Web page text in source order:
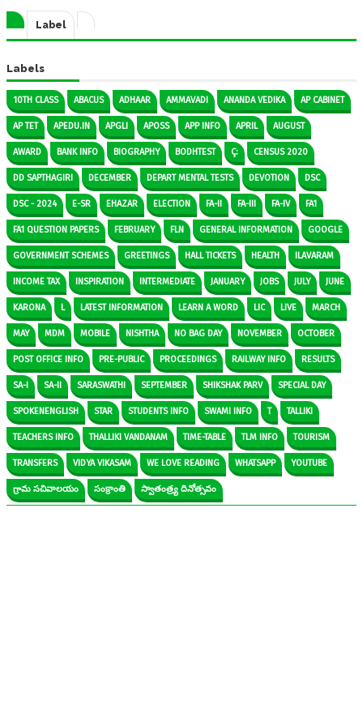
Label
Labels
10TH CLASS ABACUS ADHAAR AMMAVADI ANANDA VEDIKA AP CABINET
AP TET APEDU.IN APGLI APOSS APP INFO APRIL AUGUST
AWARD BANK INFO BIOGRAPHY BODHTEST Ç: CENSUS 2020
DD SAPTHAGIRI DECEMBER DEPART MENTAL TESTS DEVOTION DSC
DSC - 2024 E-SR EHAZAR ELECTION FA-II FA-III FA-IV FA1
FA1 QUESTION PAPERS FEBRUARY FLN GENERAL INFORMATION GOOGLE
GOVERNMENT SCHEMES GREETINGS HALL TICKETS HEALTH ILAVARAM
INCOME TAX INSPIRATION INTERMEDIATE JANUARY JOBS JULY JUNE
KARONA L LATEST INFORMATION LEARN A WORD LIC LIVE MARCH
MAY MDM MOBILE NISHTHA NO BAG DAY NOVEMBER OCTOBER
POST OFFICE INFO PRE-PUBLIC PROCEEDINGS RAILWAY INFO RESULTS
SA-I SA-II SARASWATHI SEPTEMBER SHIKSHAK PARV SPECIAL DAY
SPOKENENGLISH STAR STUDENTS INFO SWAMI INFO T TALLIKI
TEACHERS INFO THALLIKI VANDANAM TIME-TABLE TLM INFO TOURISM
TRANSFERS VIDYA VIKASAM WE LOVE READING WHATSAPP YOUTUBE
గ్రామ సచివాలయం సంక్రాంతి స్వాతంత్ర్య దినోత్సవం